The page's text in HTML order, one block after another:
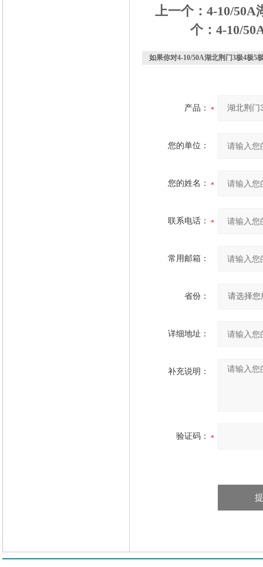
上一个： 4-10/50A
个： 4-10/
如果你对4-10/50A湖北荆门3极4极5
产品：
您的单位：
您的姓名：
联系电话：
常用邮箱：
省份：
详细地址：
补充说明：
验证码：